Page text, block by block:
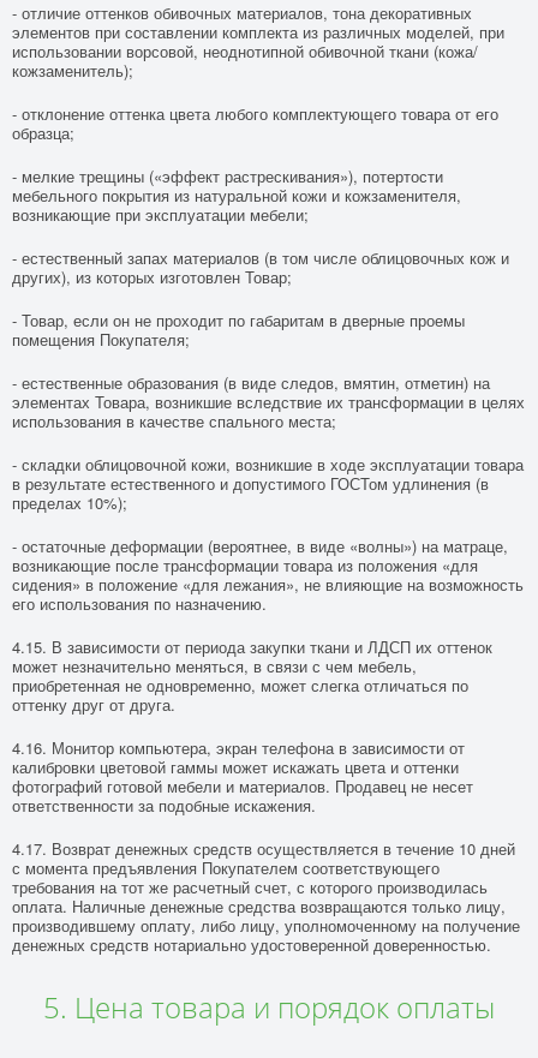
- отличие оттенков обивочных материалов, тона декоративных
элементов при составлении комплекта из различных моделей, при
использовании ворсовой, неоднотипной обивочной ткани (кожа/
кожзаменитель);
- отклонение оттенка цвета любого комплектующего товара от его
образца;
- мелкие трещины («эффект растрескивания»), потертости
мебельного покрытия из натуральной кожи и кожзаменителя,
возникающие при эксплуатации мебели;
- естественный запах материалов (в том числе облицовочных кож и
других), из которых изготовлен Товар;
- Товар, если он не проходит по габаритам в дверные проемы
помещения Покупателя;
- естественные образования (в виде следов, вмятин, отметин) на
элементах Товара, возникшие вследствие их трансформации в целях
использования в качестве спального места;
- складки облицовочной кожи, возникшие в ходе эксплуатации товара
в результате естественного и допустимого ГОСТом удлинения (в
пределах 10%);
- остаточные деформации (вероятнее, в виде «волны») на матраце,
возникающие после трансформации товара из положения «для
сидения» в положение «для лежания», не влияющие на возможность
его использования по назначению.
4.15. В зависимости от периода закупки ткани и ЛДСП их оттенок
может незначительно меняться, в связи с чем мебель,
приобретенная не одновременно, может слегка отличаться по
оттенку друг от друга.
4.16. Монитор компьютера, экран телефона в зависимости от
калибровки цветовой гаммы может искажать цвета и оттенки
фотографий готовой мебели и материалов. Продавец не несет
ответственности за подобные искажения.
4.17. Возврат денежных средств осуществляется в течение 10 дней
с момента предъявления Покупателем соответствующего
требования на тот же расчетный счет, с которого производилась
оплата. Наличные денежные средства возвращаются только лицу,
производившему оплату, либо лицу, уполномоченному на получение
денежных средств нотариально удостоверенной доверенностью.
5. Цена товара и порядок оплаты